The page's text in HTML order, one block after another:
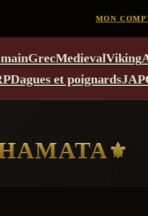
MON
GrecMedievalViking
Dagues et poignards